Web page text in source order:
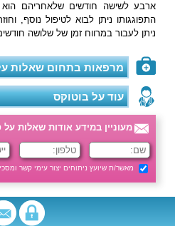
ארבע לשישה חודשים שלאחריהם
התפוגגותו ניתן לבוא לטיפול נוסף,
ניתן לעבור במרווח זמן של שלושה
מרפאות בתחום שאלות
עוד על בוטוקס
מעוניין במידע אודות שאלות על
מאשר/ת שיועץ ניתוחים יצור עימי קשר